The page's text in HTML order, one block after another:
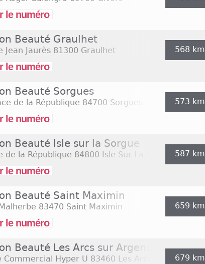
le numéro
Beauté Graulhet
Jean Jaurès 81300 Graulhet
le numéro
568 km
Beauté Sorgues
de la République 84700 Sorgues
le numéro
573 km
Beauté Isle sur la Sorgue
de la République 84800 Isle Sur La Sorgue
le numéro
587 km
Beauté Saint Maximin
83470 Saint Maximin
le numéro
659 km
Beauté Les Arcs sur Argens
Commercial Hyper U 83460 Les Arcs Sur Argens
679 km